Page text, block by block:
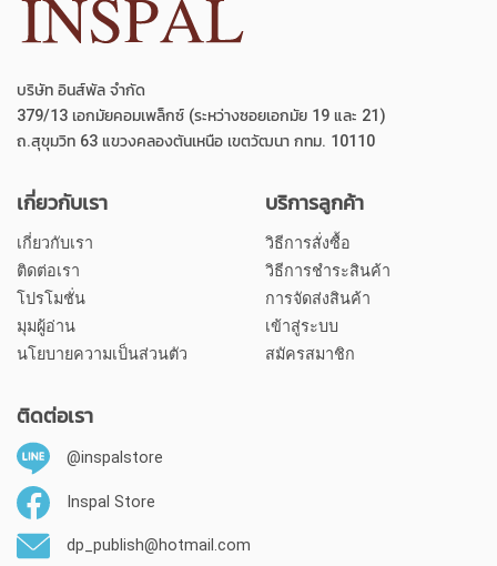
บริษัท อินส์พัล จำกัด
379/13 เอกมัยคอมเพล็กซ์ (ระหว่างซอยเอกมัย 19 และ 21)
ถ.สุขุมวิท 63 แขวงคลองตันเหนือ เขตวัฒนา กทม. 10110
เกี่ยวกับเรา
เกี่ยวกับเรา
ติดต่อเรา
โปรโมชั่น
มุมผู้อ่าน
นโยบายความเป็นส่วนตัว
บริการลูกค้า
วิธีการสั่งซื้อ
วิธีการชำระสินค้า
การจัดส่งสินค้า
เข้าสู่ระบบ
สมัครสมาชิก
ติดต่อเรา
@inspalstore
Inspal Store
dp_publish@hotmail.com